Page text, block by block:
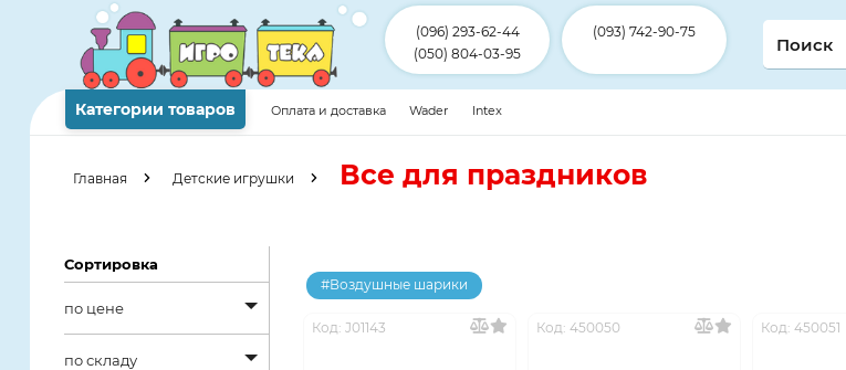
(096) 293-62-44
(050) 804-03-95
(093) 742-90-75
Категории товаров Оплата и доставка Wader Intex
Главная Детские игрушки Все для праздников
Сортировка
по цене
по цене
по складу
#Воздушные шарики
Код: J01143 Код: 450050 Код: 450051